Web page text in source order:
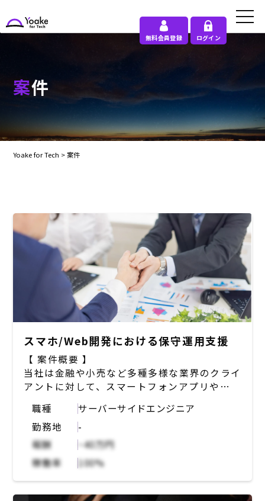
無料会員登録 ログイン
案件
Yoake for Tech >案件
スマホ/Web開発における保守運用支援
【 案件概要 】
当社は金融や小売など多種多様な業界のクライ
アントに対して、スマートフォンアプリや
Webシステムの開発、保守運用を行う。既存
顧客の保守運用業務をお任せ。クライアントか
ら頂いた依頼について、着実に進めることは前
提として、ただ右から左へ流すのではなく、依
頼の背景を汲んだり影響範囲を考慮した追加提
案を行うなど クライアントの満足度向上に貢
献いただく。
職種
サーバーサイドエンジニア
勤務地
-
報酬
~40万円
稼働率
100%